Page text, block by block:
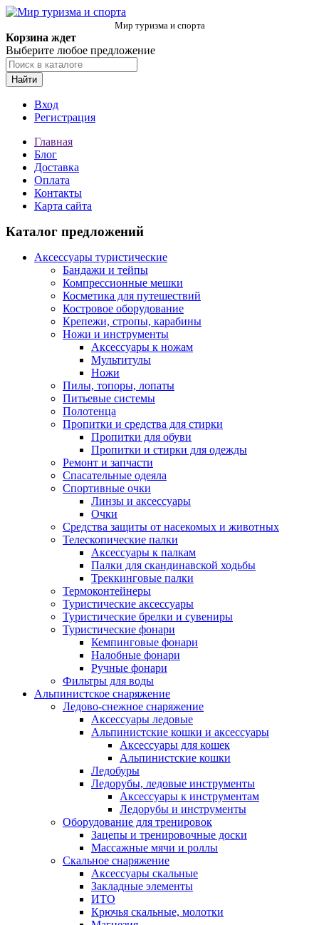
Мир туризма и спорта
Корзина ждет
Выберите любое предложение
Найти
Вход
Регистрация
Главная
Блог
Доставка
Оплата
Контакты
Карта сайта
Каталог предложений
Аксессуары туристические
Бандажи и тейпы
Компрессионные мешки
Косметика для путешествий
Костровое оборудование
Крепежи, стропы, карабины
Ножи и инструменты
Аксессуары к ножам
Мультитулы
Ножи
Пилы, топоры, лопаты
Питьевые системы
Полотенца
Пропитки и средства для стирки
Пропитки для обуви
Пропитки и стирки для одежды
Ремонт и запчасти
Спасательные одеяла
Спортивные очки
Линзы и аксессуары
Очки
Средства защиты от насекомых и животных
Телескопические палки
Аксессуары к палкам
Палки для скандинавской ходьбы
Треккинговые палки
Термоконтейнеры
Туристические аксессуары
Туристические брелки и сувениры
Туристические фонари
Кемпинговые фонари
Налобные фонари
Ручные фонари
Фильтры для воды
Альпинистское снаряжение
Ледово-снежное снаряжение
Аксессуары ледовые
Альпинистские кошки и аксессуары
Аксессуары для кошек
Альпинистские кошки
Ледобуры
Ледорубы, ледовые инструменты
Аксессуары к инструментам
Ледорубы и инструменты
Оборудование для тренировок
Зацепы и тренировочные доски
Массажные мячи и роллы
Скальное снаряжение
Аксессуары скальные
Закладные элементы
ИТО
Крючья скальные, молотки